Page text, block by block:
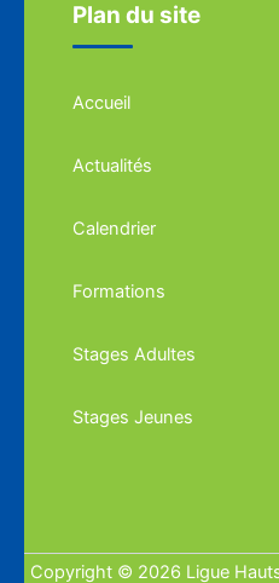
Plan du site
Accueil
Actualités
Calendrier
Formations
Stages Adultes
Stages Jeunes
Copyright © 2026 Ligue